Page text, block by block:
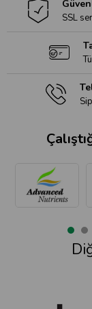
SSL